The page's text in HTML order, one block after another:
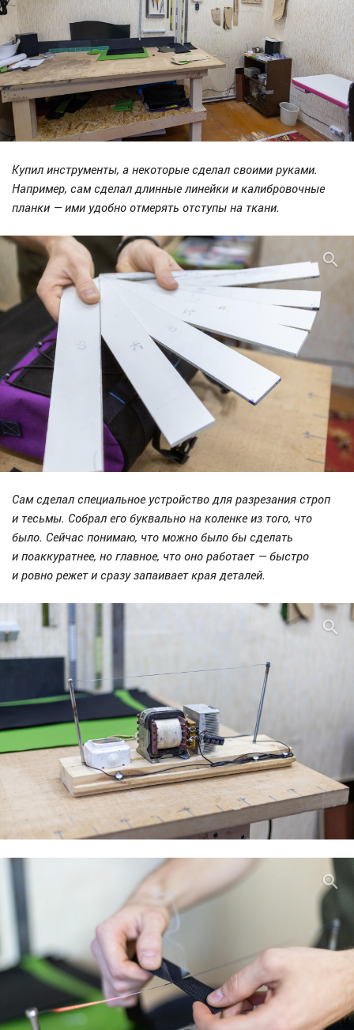
Купил инструменты, а некоторые сделал своими руками.
Например, сам сделал длинные линейки и калибровочные
планки — ими удобно отмерять отступы на ткани.
Сам сделал специальное устройство для разрезания строп
и тесьмы. Собрал его буквально на коленке из того, что
было. Сейчас понимаю, что можно было бы сделать
и поаккуратнее, но главное, что оно работает — быстро
и ровно режет и сразу запаивает края деталей.